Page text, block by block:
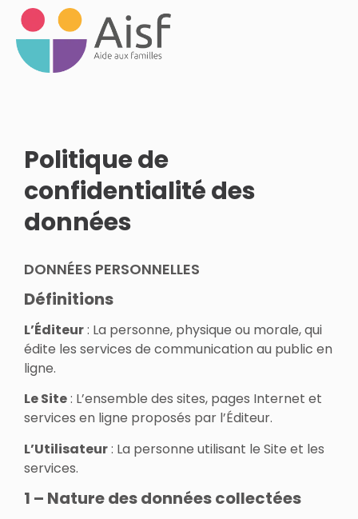
Politique de
confidentialité des
données
DONNÉES PERSONNELLES
Définitions
L’Éditeur: La personne, physique ou morale, qui
édite les services de communication au public en
ligne.
Le Site: L’ensemble des sites, pages Internet et
services en ligne proposés par l’Éditeur.
L’Utilisateur: La personne utilisant le Site et les
services.
1 – Nature des données collectées